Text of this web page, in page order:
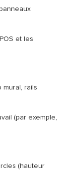
et les
mural, rails
(par exemple,
(hauteur